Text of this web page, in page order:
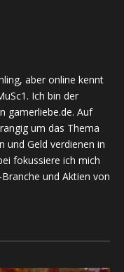
aber online kennt
Ich bin der
gamerliebe.de. Auf
um das Thema
und Geld verdienen in
fokussiere ich mich
und Aktien von